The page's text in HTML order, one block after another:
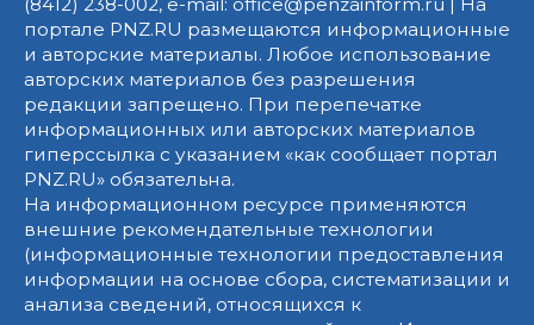
(8412) 238-002, e-mail: office@penzainform.ru | На
портале PNZ.RU размещаются информационные
и авторские материалы. Любое использование
авторских материалов без разрешения
редакции запрещено. При перепечатке
информационных или авторских материалов
гиперссылка с указанием «как сообщает портал
PNZ.RU» обязательна.
На информационном ресурсе применяются
внешние рекомендательные технологии
(информационные технологии предоставления
информации на основе сбора, систематизации и
анализа сведений, относящихся к